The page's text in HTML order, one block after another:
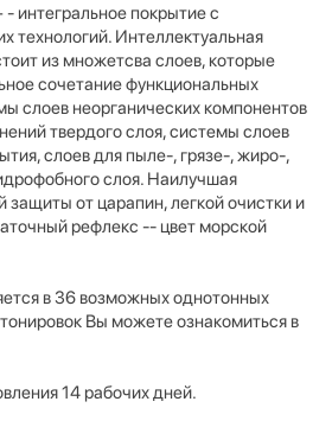
интегральное покрытие с
технологий. Интеллектуальная
из множетсва слоев, которые
сочетание функциональных
слоев неорганических компонентов
твердого слоя, системы слоев
слоев для пыле-, грязе-, жиро-,
слоя. Наилучшая
защиты от царапин, легкой очистки и
рефлекс -- цвет морской
в 36 возможных однотонных
Вы можете ознакомиться в
14 рабочих дней.